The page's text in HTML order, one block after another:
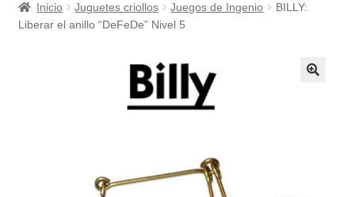
Fondo AC
Receso de verano
Inicio Juguetes criollos Juegos de Ingenio
BILLY:
Liberar el anillo “DeFeDe” Nivel 5